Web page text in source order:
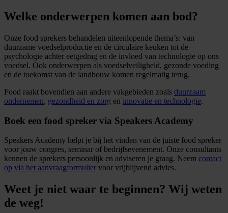
Welke onderwerpen komen aan bod?
Onze food sprekers behandelen uiteenlopende thema’s: van
duurzame voedselproductie en de circulaire keuken tot de
psychologie achter eetgedrag en de invloed van technologie op ons
voedsel. Ook onderwerpen als voedselveiligheid, gezonde voeding
en de toekomst van de landbouw komen regelmatig terug.
Food raakt bovendien aan andere vakgebieden zoals duurzaam
ondernemen, gezondheid en zorg en innovatie en technologie.
Boek een food spreker via Speakers Academy
Speakers Academy helpt je bij het vinden van de juiste food spreker
voor jouw congres, seminar of bedrijfsevenement. Onze consultants
kennen de sprekers persoonlijk en adviseren je graag. Neem contact
op via het aanvraagformulier voor vrijblijvend advies.
Weet je niet waar te beginnen? Wij weten
de weg!